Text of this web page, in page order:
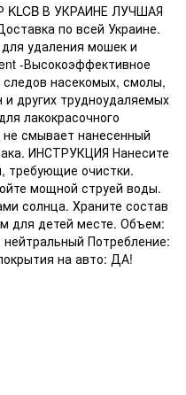
В УКРАИНЕ ЛУЧШАЯ
по всей Украине.
удаления мошек и
-Высокоэффективное
следов насекомых, смолы,
других трудноудаляемых
лакокрасочного
смывает нанесенный
ИНСТРУКЦИЯ Нанесите
требующие очистки.
мощной струей воды.
солнца. Храните состав
для детей месте. Объем:
Потребление:
на авто: ДА!